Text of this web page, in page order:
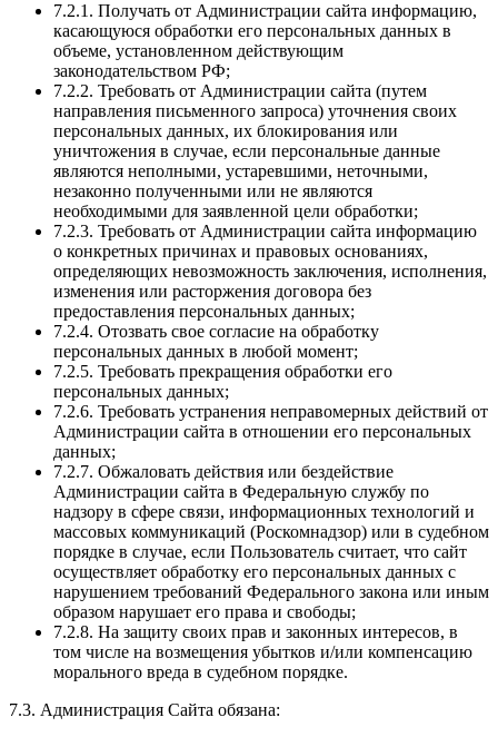
7.2.1. Получать от Администрации сайта информацию,
касающуюся обработки его персональных данных в
объеме, установленном действующим
законодательством РФ;
7.2.2. Требовать от Администрации сайта (путем
направления письменного запроса) уточнения своих
персональных данных, их блокирования или
уничтожения в случае, если персональные данные
являются неполными, устаревшими, неточными,
незаконно полученными или не являются
необходимыми для заявленной цели обработки;
7.2.3. Требовать от Администрации сайта информацию
о конкретных причинах и правовых основаниях,
определяющих невозможность заключения, исполнения,
изменения или расторжения договора без
предоставления персональных данных;
7.2.4. Отозвать свое согласие на обработку
персональных данных в любой момент;
7.2.5. Требовать прекращения обработки его
персональных данных;
7.2.6. Требовать устранения неправомерных действий от
Администрации сайта в отношении его персональных
данных;
7.2.7. Обжаловать действия или бездействие
Администрации сайта в Федеральную службу по
надзору в сфере связи, информационных технологий и
массовых коммуникаций (Роскомнадзор) или в судебном
порядке в случае, если Пользователь считает, что сайт
осуществляет обработку его персональных данных с
нарушением требований Федерального закона или иным
образом нарушает его права и свободы;
7.2.8. На защиту своих прав и законных интересов, в
том числе на возмещения убытков и/или компенсацию
морального вреда в судебном порядке.
7.3. Администрация Сайта обязана: